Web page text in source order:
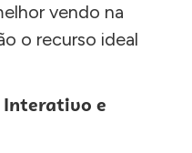
vendo na
o recurso ideal
Interativo e